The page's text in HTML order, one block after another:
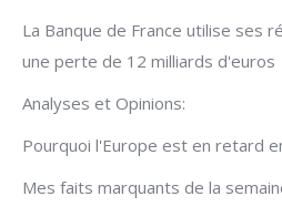
La Banque de France utilise ses
une perte de 12 milliards d'euros
Analyses et Opinions:
Pourquoi l'Europe est en retard
Mes faits marquants de la